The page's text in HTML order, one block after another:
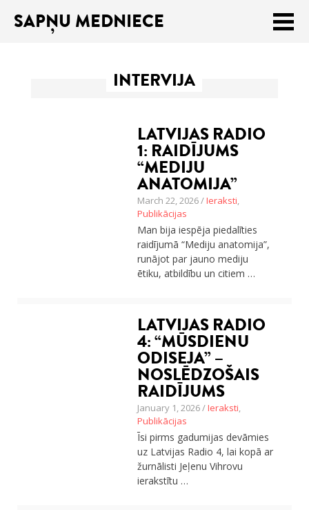
Meklēt:
Sākums
Praktiski ieteikumi
Publikācijas
Par mums
Ceļojumu apraksti
Jaunākie ieraksti
Par mums
Praktiski ieteikumi
Privātuma politika
Publikācijas
Ceļojumu apraksti
Jaunākie ieraksti
Par mums
SAPŅU MEDNIECE
INTERVIJA
LATVIJAS RADIO
1: RAIDĪJUMS
“MEDIJU
ANATOMIJA”
March 22, 2026 /Ieraksti,
Publikācijas
Man bija iespēja piedalīties
raidījumā “Mediju anatomija”,
runājot par jauno mediju
ētiku, atbildību un citiem …
LATVIJAS RADIO
4: “MŪSDIENU
ODISEJA” –
NOSLĒDZOŠAIS
RAIDĪJUMS
January 1, 2026 /Ieraksti,
Publikācijas
Īsi pirms gadumijas devāmies
uz Latvijas Radio 4, lai kopā ar
žurnālisti Jeļenu Vihrovu
ierakstītu …